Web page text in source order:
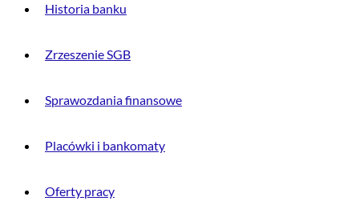
Historia banku
Zrzeszenie SGB
Sprawozdania finansowe
Placówki i bankomaty
Oferty pracy